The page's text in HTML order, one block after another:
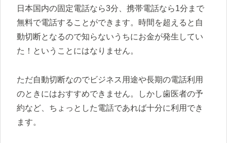
日本国内の固定電話なら3分、携帯電話なら1分まで
無料で電話することができます。時間を超えると自
動切断となるので知らないうちにお金が発生してい
た！ということにはなりません。
ただ自動切断なのでビジネス用途や長期の電話利用
のときにはおすすめできません。しかし歯医者の予
約など、ちょっとした電話であれば十分に利用でき
ます。